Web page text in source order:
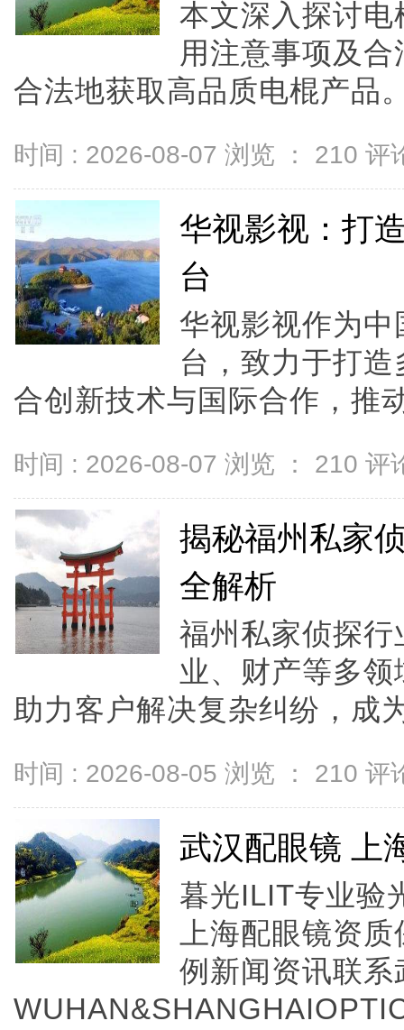
本文深入探讨
用注意事项及
合法地获取高品质电棍产品
时间 : 2026-08-07 浏览 ： 210 评
华视影视：打
台
华视影视作为
台，致力于打
合创新技术与国际合作，推
时间 : 2026-08-07 浏览 ： 210 评
揭秘福州私家
全解析
福州私家侦探
业、财产等多
助力客户解决复杂纠纷，成
时间 : 2026-08-05 浏览 ： 210 评
武汉配眼镜 上
暮光ILIT专业验
上海配眼镜资
例新闻资讯联